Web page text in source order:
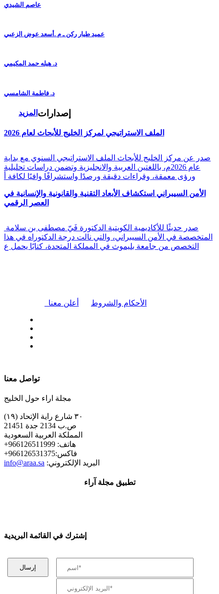
عاصم الشيدي
عميد طيار ركن ـ م .أسعد عوض الزعبي
د. هيله حمد المكيمي
د. فاطمة الشامسي
المزيد إصدارات
الملف الاستراتيجي لمركز الخليج للأبحاث لعام 2026
صدر عن مركز الخليج للأبحاث الملف الاستراتيجي السنوي مع بداية
عام 2026م، باللغتين العربية والانجليزية وتضمن دراسات تحليلية
ورؤى معمقة، وقراءات دقيقة ورصدًا واستشرافًا وافيًا لكافة أ
الأمن السيبراني استكشاف الأبعاد التقنية والقانونية والإنسانية في
العصر الرقمي
المتخصصة في الأمن السيبراني، والتي نالت درجة الدكتوراه في هذا
التخصص من جامعة بليموث في المملكة المتحدة، كتابًا يحمل ع
أعلن معنا الأحكام والشروط
تواصل معنا
مجلة اراء حول الخليج
٣٠ شارع راية الإتحاد (١٩)
ص.ب 2134 جدة 21451
المملكة العربية السعودية
+هاتف: 966126511999
+فاكس:966126531375
info@araa.sa :البريد الإلكتروني
تطبيق مجلة آراء
إشترك في القائمة البريدية